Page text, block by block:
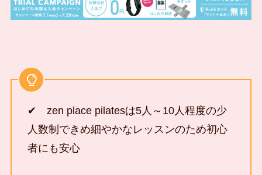
✔ zen place pilatesは5人～10人程度の少
人数制できめ細やかなレッスンのため初心
者にも安心